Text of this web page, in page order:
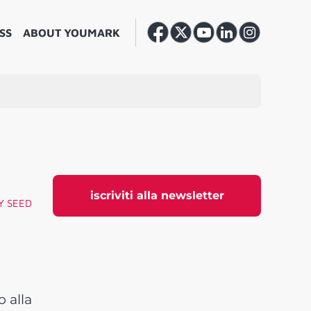
ABOUT YOUMARK
iscriviti alla newsletter
SEED
alla